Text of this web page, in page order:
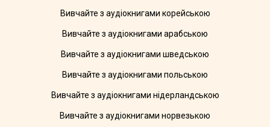
Вивчайте з аудіокнигами корейською
Вивчайте з аудіокнигами арабською
Вивчайте з аудіокнигами шведською
Вивчайте з аудіокнигами польською
Вивчайте з аудіокнигами нідерландською
Вивчайте з аудіокнигами норвезькою